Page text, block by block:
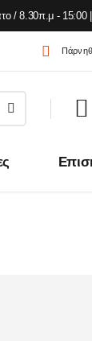
/ 8.30π.μ - 15:00 |